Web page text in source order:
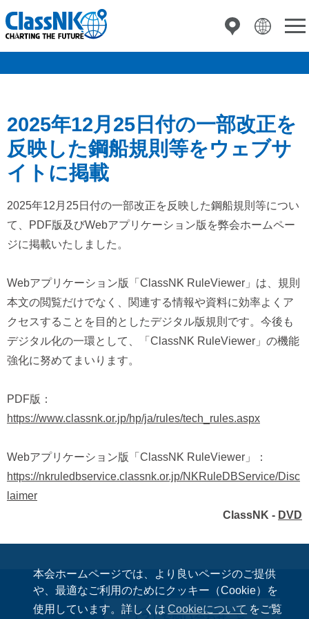
本会ホームページでは、より良いページのご提供
や、最適なご利用のためにクッキー（Cookie）を
使用しています。詳しくは Cookieについて をご覧
2025年12月25日付の一部改正を
反映した鋼船規則等をウェブサ
イトに掲載
2025年12月25日付の一部改正を反映した鋼船規則等につい
て、PDF版及びWebアプリケーション版を弊会ホームペー
ジに掲載いたしました。
Webアプリケーション版「ClassNK RuleViewer」は、規則
本文の閲覧だけでなく、関連する情報や資料に効率よくア
クセスすることを目的としたデジタル版規則です。今後も
デジタル化の一環として、「ClassNK RuleViewer」の機能
強化に努めてまいります。
PDF版：
https://www.classnk.or.jp/hp/ja/rules/tech_rules.aspx
Webアプリケーション版「ClassNK RuleViewer」：
https://nkruledbservice.classnk.or.jp/NKRuleDBService/Disc
laimer
ClassNK - DVD